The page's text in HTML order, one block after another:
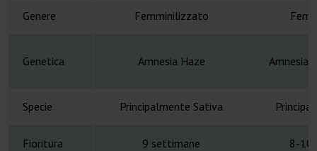
Genere Femminilizzato
Genetica Amnesia Haze Amnesia
Specie Principalmente Sativa
Fioritura 9 settimane 8-10